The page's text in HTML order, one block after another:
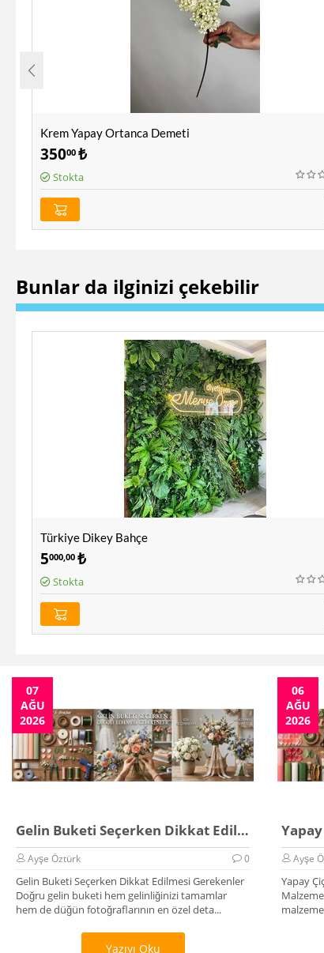
Krem Yapay Ortanca Demeti
35000 ₺
Stokta
Bunlar da ilginizi çekebilir
Türkiye Dikey Bahçe
5000,00 ₺
Stokta
07
AĞU
2026
Gelin Buketi Seçerken Dikkat Edilmesi Gerekenler
Ayşe Öztürk 0
Gelin Buketi Seçerken Dikkat Edilmesi Gerekenler
Doğru gelin buketi hem gelinliğinizi tamamlar
hem de düğün fotoğraflarının en özel deta...
Yazıyı Oku
06
AĞU
2026
Ayşe
Yapay